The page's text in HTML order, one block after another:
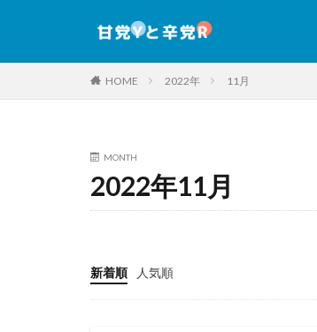
HOME 2022年 11月
MONTH
2022年11月
新着順 人気順